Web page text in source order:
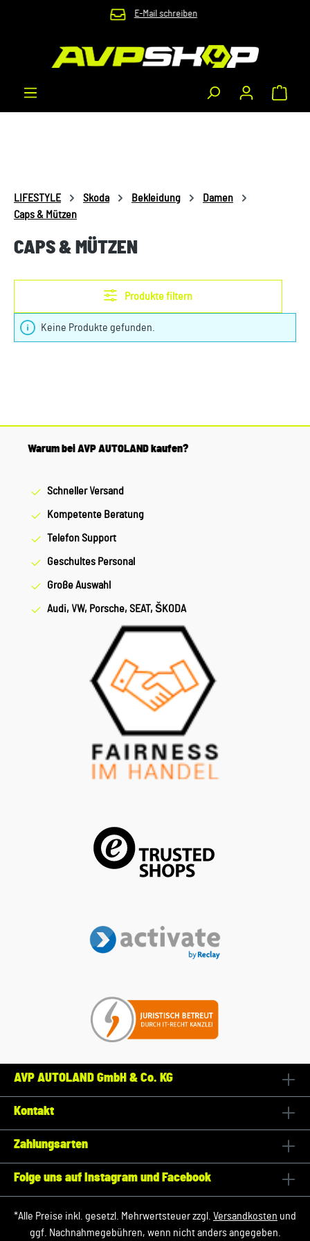
Zum Hauptinhalt springen E-Mail schreiben
LIFESTYLE Skoda Bekleidung
Damen
Caps & Mützen
CAPS & MÜTZEN
Produkte filtern
Keine Produkte gefunden.
Warum bei AVP AUTOLAND kaufen?
Schneller Versand
Kompetente Beratung
Telefon Support
Geschultes Personal
Große Auswahl
Audi, VW, Porsche, SEAT, ŠKODA
AVP AUTOLAND GmbH & Co. KG
Kontakt
Zahlungsarten
Folge uns auf Instagram und Facebook
*Alle Preise inkl. gesetzl. Mehrwertsteuer zzgl. Versandkosten und
ggf. Nachnahmegebühren, wenn nicht anders angegeben.